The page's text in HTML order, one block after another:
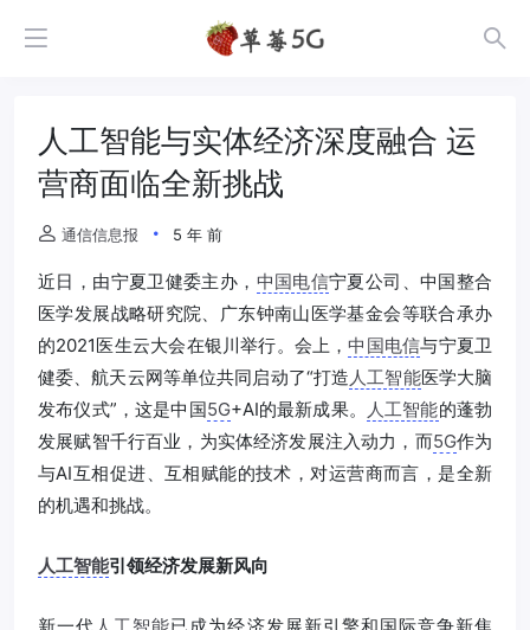
人工智能与实体经济深度融合 运
营商面临全新挑战
通信信息报 5 年 前
近日，由宁夏卫健委主办， 中国电信宁夏公司、中国整合
医学发展战略研究院、广东钟南山医学基金会等联合承办
的2021医生云大会在银川举行。会上，中国电信与宁夏卫
健委、航天云网等单位共同启动了“打造 人工智能医学大脑
发布仪式”，这是中国5G+AI的最新成果。 人工智能的蓬勃
发展赋智千行百业，为实体经济发展注入动力，而5G作为
与AI互相促进、互相赋能的技术，对运营商而言，是全新
的机遇和挑战。
人工智能引领经济发展新风向